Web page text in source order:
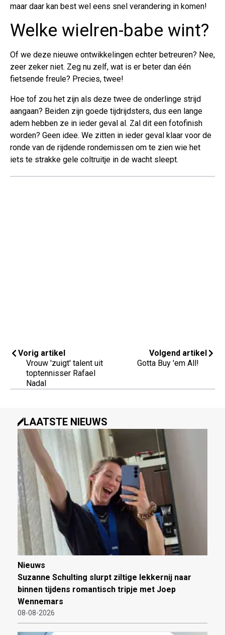
maar daar kan best wel eens snel verandering in komen!
Welke wielren-babe wint?
Of we deze nieuwe ontwikkelingen echter betreuren? Nee,
zeer zeker niet. Zeg nu zelf, wat is er beter dan één
fietsende freule? Precies, twee!
Hoe tof zou het zijn als deze twee de onderlinge strijd
aangaan? Beiden zijn goede tijdrijdsters, dus een lange
adem hebben ze in ieder geval al. Zal dit een fotofinish
worden? Geen idee. We zitten in ieder geval klaar voor de
ronde van de rijdende rondemissen om te zien wie het
iets te strakke gele coltruitje in de wacht sleept.
Vorig artikel
Vrouw 'zuigt' talent uit
toptennisser Rafael
Nadal
Volgend artikel
Gotta Buy 'em All!
LAATSTE NIEUWS
Nieuws
Suzanne Schulting slurpt ziltige lekkernij naar
binnen tijdens romantisch tripje met Joep
Wennemars
08-08-2026